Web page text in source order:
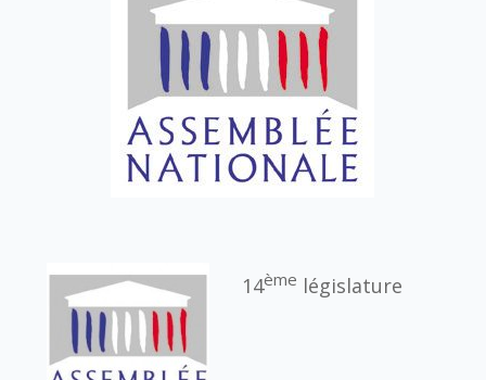
14ème législature